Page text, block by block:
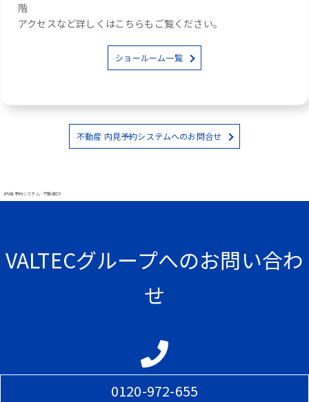
階
アクセスなど詳しくはこちらもご覧ください。
ショールーム一覧
不動産 内見予約システムへのお問合せ
#内見予約システム - 不動産DX
VALTECグループへのお問い合わ
せ
0120-972-655